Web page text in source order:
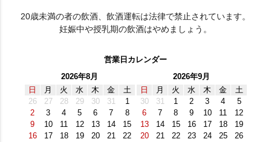
20歳未満の者の飲酒、飲酒運転は法律で禁止されています。
妊娠中や授乳期の飲酒はやめましょう。
営業日カレンダー
2026年8月
日
月 火 水 木 金
土
26
27 28 29 30 31
1
2
3 4 5 6 7
8
9
10 11 12 13 14
15
16
17 18 19 20 21
22
2026年9月
日
月 火 水 木 金
土
30
31 1 2 3 4
5
6
7 8 9 10 11
12
13
14 15 16 17 18
19
20
21 22 23 24 25
26